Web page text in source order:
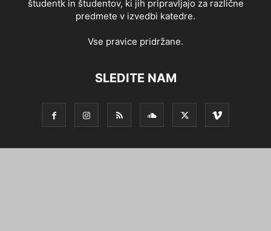
študentk in študentov, ki jih pripravljajo za različne
predmete v izvedbi katedre.
Vse pravice pridržane.
SLEDITE NAM